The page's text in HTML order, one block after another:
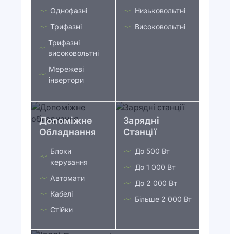
Однофазні
Трифазні
Трифазні
високовольтні
Мережеві
інвертори
Низьковольтні
Високовольтні
Допоміжне
Обладнання
Блоки
керування
Автомати
Кабелі
Стійки
Зарядні
Станції
До 500 Вт
До 1 000 Вт
До 2 000 Вт
Більше 2 000 Вт